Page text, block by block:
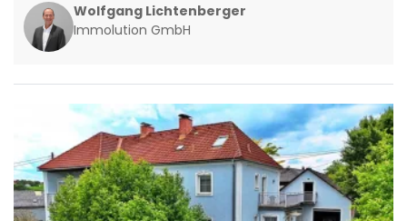
Wolfgang Lichtenberger
Immolution GmbH